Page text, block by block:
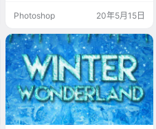
选，助你打造炫酷文字logo样机！
ockups样机素材的各种需求。
Photoshop 20年5月15日